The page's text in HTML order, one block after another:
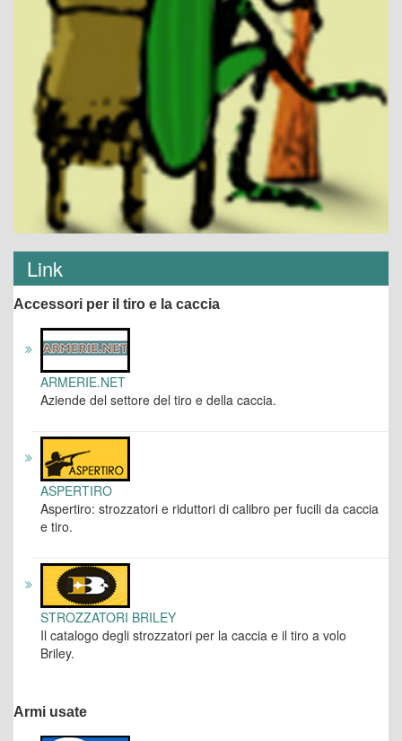
Link
Accessori per il tiro e la caccia
ARMERIE.NET
Aziende del settore del tiro e della caccia.
ASPERTIRO
Aspertiro: strozzatori e riduttori di calibro per fucili da caccia
e tiro.
STROZZATORI BRILEY
Il catalogo degli strozzatori per la caccia e il tiro a volo
Briley.
Armi usate